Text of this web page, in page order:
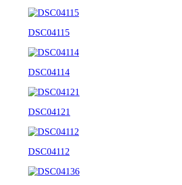
DSC04115
DSC04114
DSC04121
DSC04112